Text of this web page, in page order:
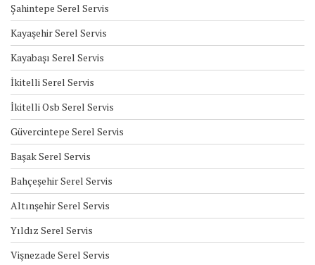
Şahintepe Serel Servis
Kayaşehir Serel Servis
Kayabaşı Serel Servis
İkitelli Serel Servis
İkitelli Osb Serel Servis
Güvercintepe Serel Servis
Başak Serel Servis
Bahçeşehir Serel Servis
Altınşehir Serel Servis
Yıldız Serel Servis
Vişnezade Serel Servis